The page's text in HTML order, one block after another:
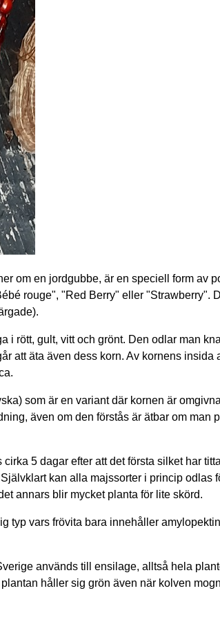
om en jordgubbe, är en speciell form av
rouge", "Red Berry" eller "Strawberry".
i rött, gult, vitt och grönt. Den odlar man
att äta även dess korn. Av kornens insida
som är en variant där kornen är
även om den förstås är ätbar om man
5 dagar efter att det första silket har
kan alla majssorter i princip odlas
annars blir mycket planta för lite skörd.
typ vars frövita bara innehåller
används till ensilage, alltså hela
håller sig grön även när kolven